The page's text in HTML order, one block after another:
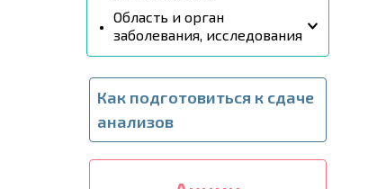
Область и орган
заболевания, исследования
Как подготовиться к сдаче
анализов